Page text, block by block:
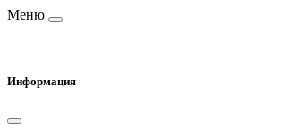
Меню
Информация